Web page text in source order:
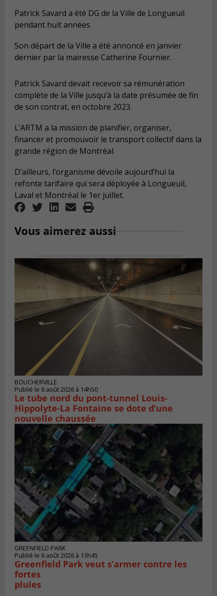
Patrick Savard a été DG de la Ville de Longueuil
pendant huit années.
Son départ de la Ville a été annoncé en janvier
dernier par la mairesse Catherine Fournier.
Patrick Savard devait recevoir sa rémunération
complète de la Ville jusqu’à la date présumée de fin
de son contrat, en octobre 2023.
L’ARTM a la mission de planifier, organiser,
financer et promouvoir le transport collectif dans la
grande région de Montréal.
D’ailleurs, l’organisme dévoile aujourd’hui la
refonte tarifaire qui sera déployée à Longueuil,
Laval et Montréal le 1er juillet.
Vous aimerez aussi
BOUCHERVILLE
Publié le 6 août 2026 à 14h50
Le tube nord du pont-tunnel Louis-
Hippolyte-La Fontaine se dote d’une
nouvelle chaussée
GREENFIELD PARK
Publié le 6 août 2026 à 13h45
Greenfield Park veut s’armer contre les
fortes
pluies